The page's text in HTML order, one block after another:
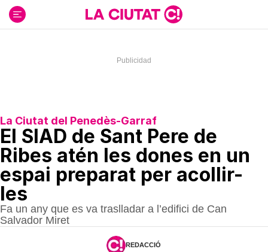
contenido
La Ciutat del Penedès-Garraf
El SIAD de Sant Pere de
Ribes atén les dones en un
espai preparat per acollir-
les
Fa un any que es va traslladar a l’edifici de Can
Salvador Miret
REDACCIÓ